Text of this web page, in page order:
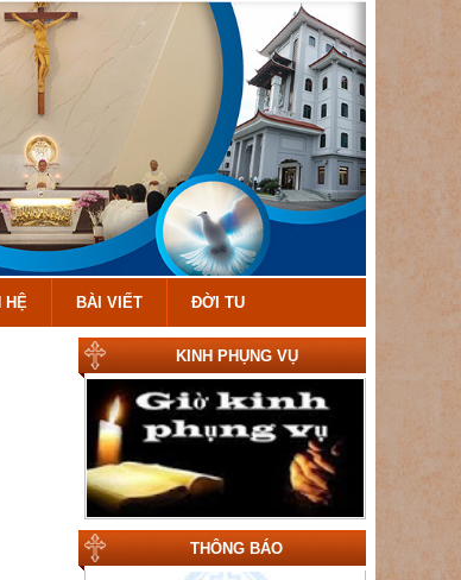
HỆ BÀI VIẾT ĐỜI TU
KINH PHỤNG VỤ
THÔNG BÁO